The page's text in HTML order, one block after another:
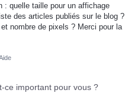
: quelle taille pour un affichage
des articles publiés sur le blog ?
et nombre de pixels ? Merci pour la
ce important pour vous ?